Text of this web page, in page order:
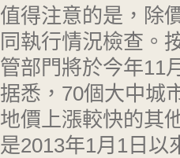
值得注意的是，除
同執行情況檢查。
管部門將於今年11
据悉，70個大中城
地價上漲較快的其
是2013年1月1日以